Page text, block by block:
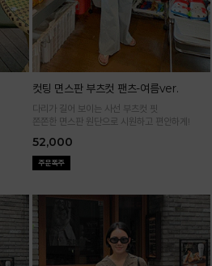
컷팅 면스판 부츠컷 팬츠-여름ver.
다리가 길어 보이는 사선 부츠컷 핏
쫀쫀한 면스판 원단으로 시원하고 편안하게!
52,000